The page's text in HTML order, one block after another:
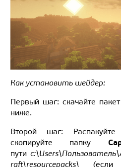
Как установить шейдер:
Первый шаг: скачайте
ниже.
Второй шаг:
скопируйте папку
пути
raft\resourcepacks\ (